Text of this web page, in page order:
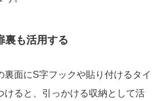
裏も活用する
裏面にS字フックや貼り付けるタイ
けると、引っかける収納として活